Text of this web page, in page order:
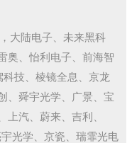
大陆电子、未来黑科
奥、怡利电子、前海智
技、棱镜全息、京龙
、舜宇光学、广景、宝
上汽、蔚来、吉利、
光学、京瓷、瑞霏光电